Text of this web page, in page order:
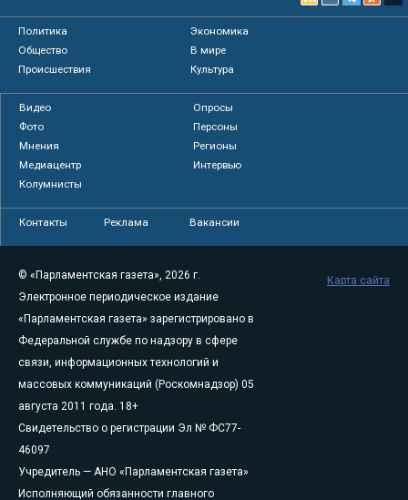
Политика
Экономика
Общество
В мире
Происшествия
Культура
Видео
Опросы
Фото
Персоны
Мнения
Регионы
Медиацентр
Интервью
Колумнисты
Контакты Реклама Вакансии
© «Парламентская газета», 2026 г.
Электронное периодическое издание
«Парламентская газета» зарегистрировано в
Федеральной службе по надзору в сфере
связи, информационных технологий и
массовых коммуникаций (Роскомнадзор) 05
августа 2011 года. 18+
Свидетельство о регистрации Эл № ФС77-
46097
Учредитель — АНО «Парламентская газета»
Исполняющий обязанности главного
Карта сайта